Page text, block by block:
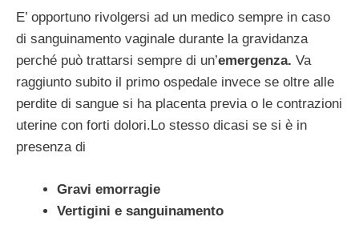
E’ opportuno rivolgersi ad un medico sempre in caso
di sanguinamento vaginale durante la gravidanza
perché può trattarsi sempre di un’emergenza. Va
raggiunto subito il primo ospedale invece se oltre alle
perdite di sangue si ha placenta previa o le contrazioni
uterine con forti dolori.Lo stesso dicasi se si è in
presenza di
Gravi emorragie
Vertigini e sanguinamento